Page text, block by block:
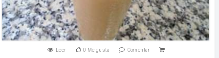
Leer 0 Me gusta Comentar